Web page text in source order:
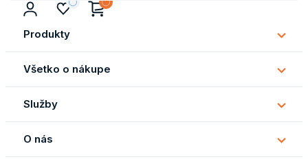
Produkty
Všetko o nákupe
o
Služby
O nás